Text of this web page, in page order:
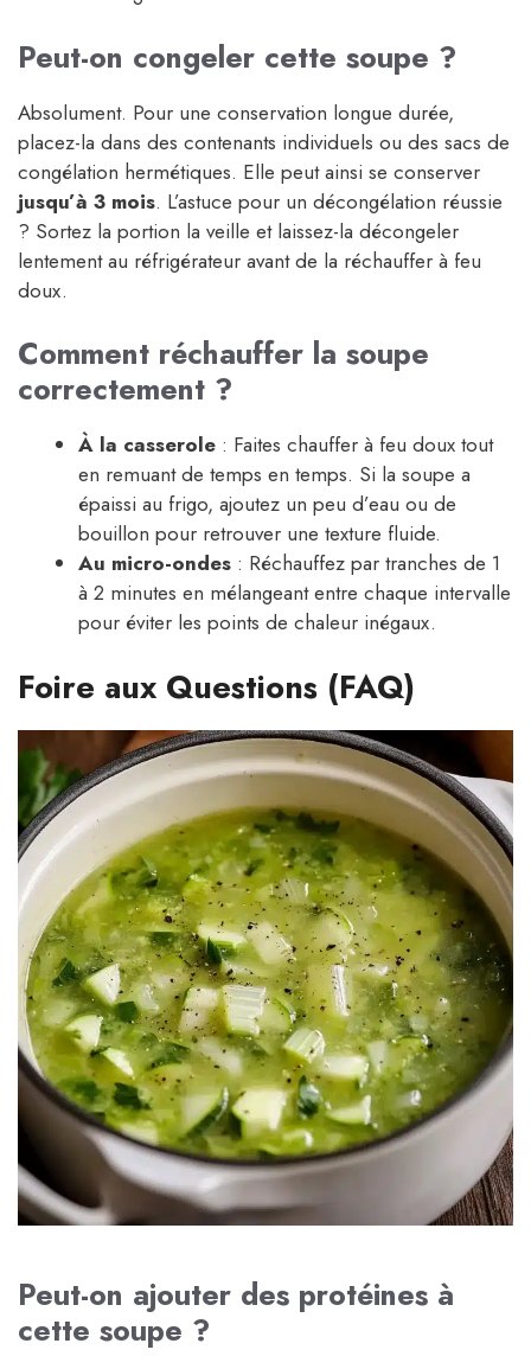
Peut-on congeler cette soupe ?
Absolument. Pour une conservation longue durée,
placez-la dans des contenants individuels ou des sacs de
congélation hermétiques. Elle peut ainsi se conserver
jusqu’à 3 mois. L’astuce pour un décongélation réussie
? Sortez la portion la veille et laissez-la décongeler
lentement au réfrigérateur avant de la réchauffer à feu
doux.
Comment réchauffer la soupe
correctement ?
À la casserole : Faites chauffer à feu doux tout
en remuant de temps en temps. Si la soupe a
épaissi au frigo, ajoutez un peu d’eau ou de
bouillon pour retrouver une texture fluide.
Au micro-ondes : Réchauffez par tranches de 1
à 2 minutes en mélangeant entre chaque intervalle
pour éviter les points de chaleur inégaux.
Foire aux Questions (FAQ)
Peut-on ajouter des protéines à
cette soupe ?